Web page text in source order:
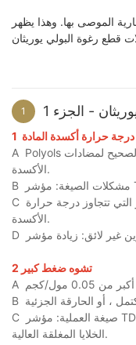
الموصى بها. وهذا يظهر
قطع رغوة البولي يوريثان
1 - الجزء 1
1
A Polyols ذات الجودة الرديئة: الرطوبة المفرطة ، محتوى بيروكسيد عالي ، شوائب نقطة الغليان العالية ، تركيز أيون معدني مرتفع ، الاستخدام غير الصحيح لمضادات
الأكسدة.
B
C
الأكسدة.
D
2 تشوه ضغط كبير
A
B
C
الخلايا المغلقة العالية.